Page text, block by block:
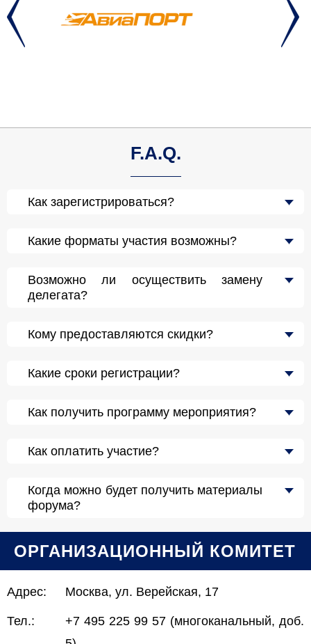
F.A.Q.
Как зарегистрироваться?
Какие форматы участия возможны?
Возможно ли осуществить замену
делегата?
Кому предоставляются скидки?
Какие сроки регистрации?
Как получить программу мероприятия?
Как оплатить участие?
Когда можно будет получить материалы
форума?
ОРГАНИЗАЦИОННЫЙ КОМИТЕТ
Адрес: Москва, ул. Верейская, 17
Тел.:
+7 495 225 99 57 (многоканальный, доб.